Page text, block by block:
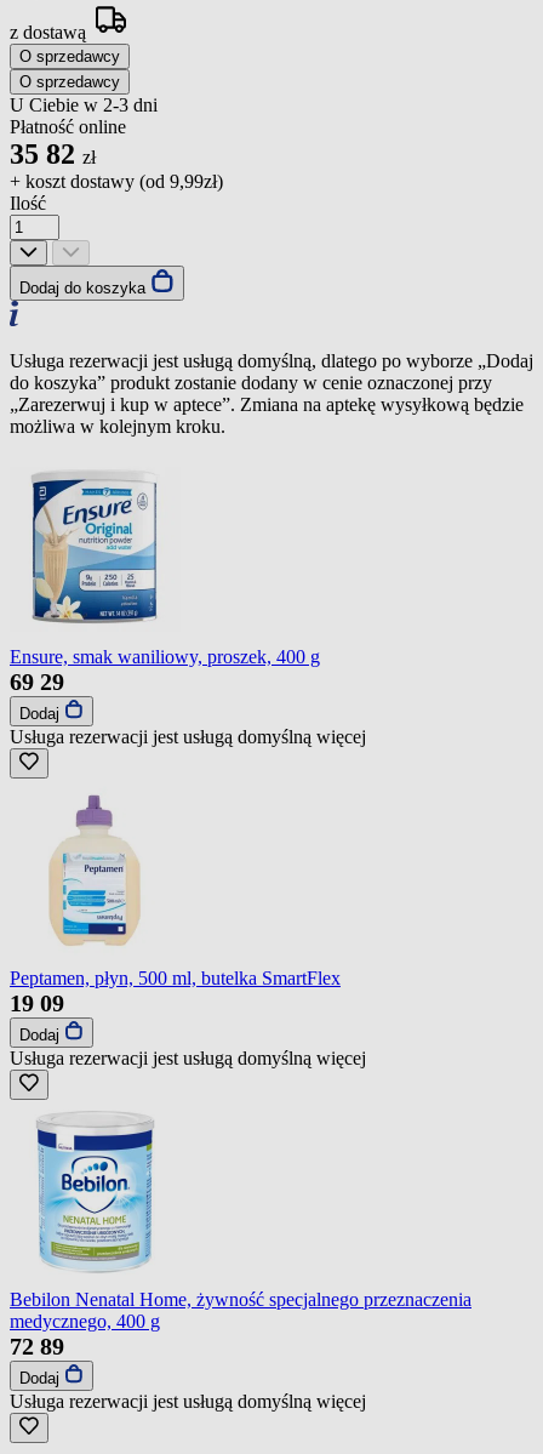
z dostawą
O sprzedawcy
O sprzedawcy
U Ciebie w 2-3 dni
Płatność online
35 82 zł
+ koszt dostawy (od 9,99zł)
Ilość
Dodaj do koszyka
Usługa rezerwacji jest usługą domyślną, dlatego po wyborze „Dodaj
do koszyka” produkt zostanie dodany w cenie oznaczonej przy
„Zarezerwuj i kup w aptece”. Zmiana na aptekę wysyłkową będzie
możliwa w kolejnym kroku.
Ensure, smak waniliowy, proszek, 400 g
69 29
Dodaj
Usługa rezerwacji jest usługą domyślną więcej
Peptamen, płyn, 500 ml, butelka SmartFlex
19 09
Dodaj
Usługa rezerwacji jest usługą domyślną więcej
Bebilon Nenatal Home, żywność specjalnego przeznaczenia
medycznego, 400 g
72 89
Dodaj
Usługa rezerwacji jest usługą domyślną więcej